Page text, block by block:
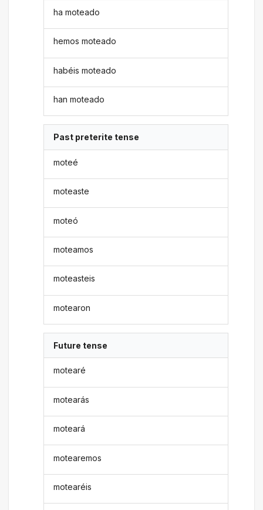
ha moteado
hemos moteado
habéis moteado
han moteado
Past preterite tense
moteé
moteaste
moteó
moteamos
moteasteis
motearon
Future tense
motearé
motearás
moteará
motearemos
motearéis